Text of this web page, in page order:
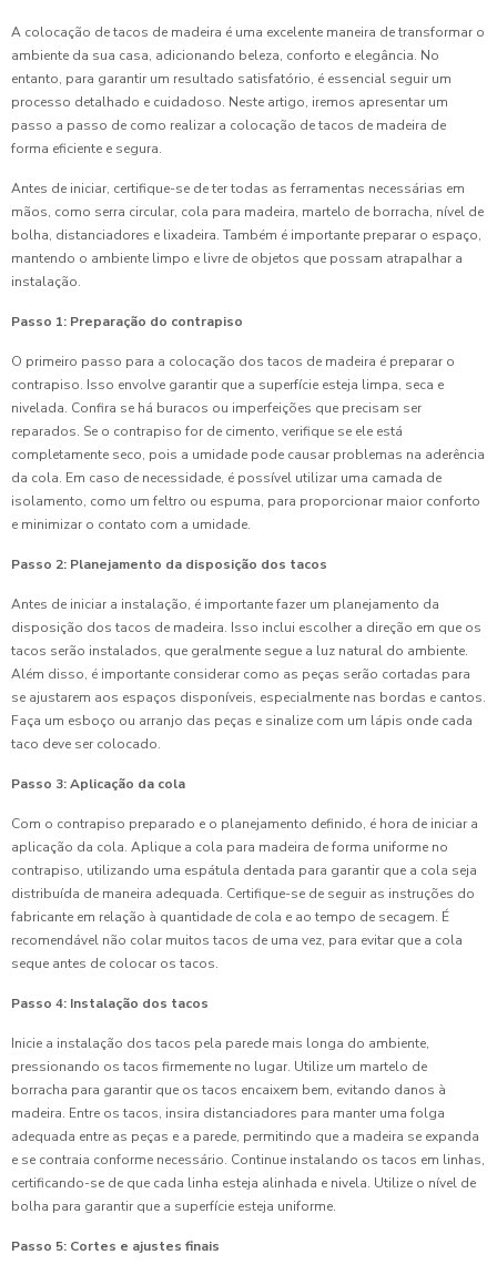
A colocação de tacos de madeira é uma excelente maneira de transformar o
ambiente da sua casa, adicionando beleza, conforto e elegância. No
entanto, para garantir um resultado satisfatório, é essencial seguir um
processo detalhado e cuidadoso. Neste artigo, iremos apresentar um
passo a passo de como realizar a colocação de tacos de madeira de
forma eficiente e segura.
Antes de iniciar, certifique-se de ter todas as ferramentas necessárias em
mãos, como serra circular, cola para madeira, martelo de borracha, nível de
bolha, distanciadores e lixadeira. Também é importante preparar o espaço,
mantendo o ambiente limpo e livre de objetos que possam atrapalhar a
instalação.
Passo 1: Preparação do contrapiso
O primeiro passo para a colocação dos tacos de madeira é preparar o
contrapiso. Isso envolve garantir que a superfície esteja limpa, seca e
nivelada. Confira se há buracos ou imperfeições que precisam ser
reparados. Se o contrapiso for de cimento, verifique se ele está
completamente seco, pois a umidade pode causar problemas na aderência
da cola. Em caso de necessidade, é possível utilizar uma camada de
isolamento, como um feltro ou espuma, para proporcionar maior conforto
e minimizar o contato com a umidade.
Passo 2: Planejamento da disposição dos tacos
Antes de iniciar a instalação, é importante fazer um planejamento da
disposição dos tacos de madeira. Isso inclui escolher a direção em que os
tacos serão instalados, que geralmente segue a luz natural do ambiente.
Além disso, é importante considerar como as peças serão cortadas para
se ajustarem aos espaços disponíveis, especialmente nas bordas e cantos.
Faça um esboço ou arranjo das peças e sinalize com um lápis onde cada
taco deve ser colocado.
Passo 3: Aplicação da cola
Com o contrapiso preparado e o planejamento definido, é hora de iniciar a
aplicação da cola. Aplique a cola para madeira de forma uniforme no
contrapiso, utilizando uma espátula dentada para garantir que a cola seja
distribuída de maneira adequada. Certifique-se de seguir as instruções do
fabricante em relação à quantidade de cola e ao tempo de secagem. É
recomendável não colar muitos tacos de uma vez, para evitar que a cola
seque antes de colocar os tacos.
Passo 4: Instalação dos tacos
Inicie a instalação dos tacos pela parede mais longa do ambiente,
pressionando os tacos firmemente no lugar. Utilize um martelo de
borracha para garantir que os tacos encaixem bem, evitando danos à
madeira. Entre os tacos, insira distanciadores para manter uma folga
adequada entre as peças e a parede, permitindo que a madeira se expanda
e se contraia conforme necessário. Continue instalando os tacos em linhas,
certificando-se de que cada linha esteja alinhada e nivela. Utilize o nível de
bolha para garantir que a superfície esteja uniforme.
Passo 5: Cortes e ajustes finais